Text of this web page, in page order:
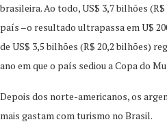
brasileira. Ao todo, US$ 3,7 bilhões
país –o resultado ultrapassa em U$
de US$ 3,5 bilhões (R$ 20,2 bilhões)
ano em que o país sediou a Copa do
Depois dos norte-americanos, os
mais gastam com turismo no Brasil.